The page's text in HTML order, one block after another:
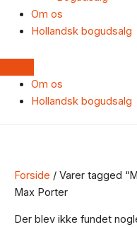
Om os
Hollandsk bogudsalg
Om os
Hollandsk bogudsalg
Forside / Varer tagged
Max Porter
Der blev ikke fundet